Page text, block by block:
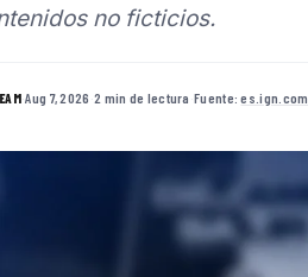
no ficticios.
·Aug 7, 2026 ·2 min de lectura ·Fuente:es.ign.com